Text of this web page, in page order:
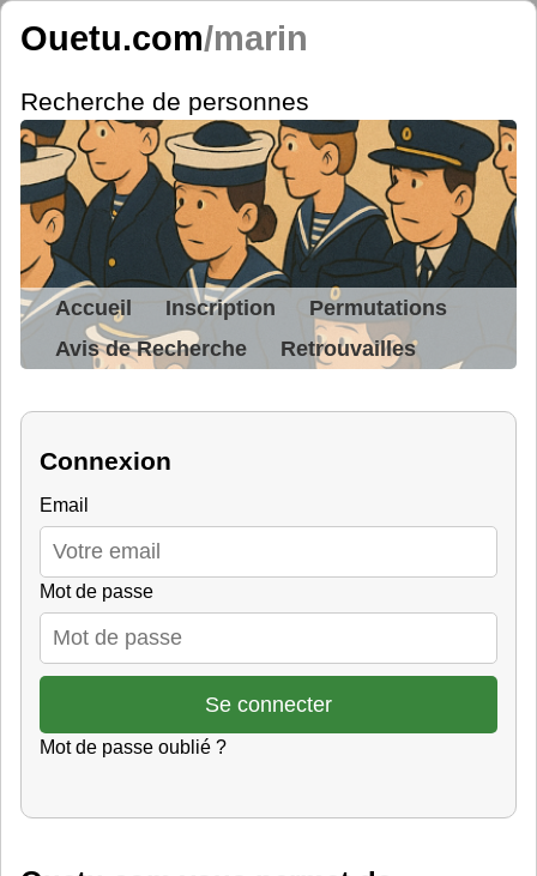
Ouetu.com/marin
Recherche de personnes
Accueil Inscription
Permutations
Avis de Recherche
Retrouvailles
Connexion
Email
Mot de passe
Mot de passe oublié ?